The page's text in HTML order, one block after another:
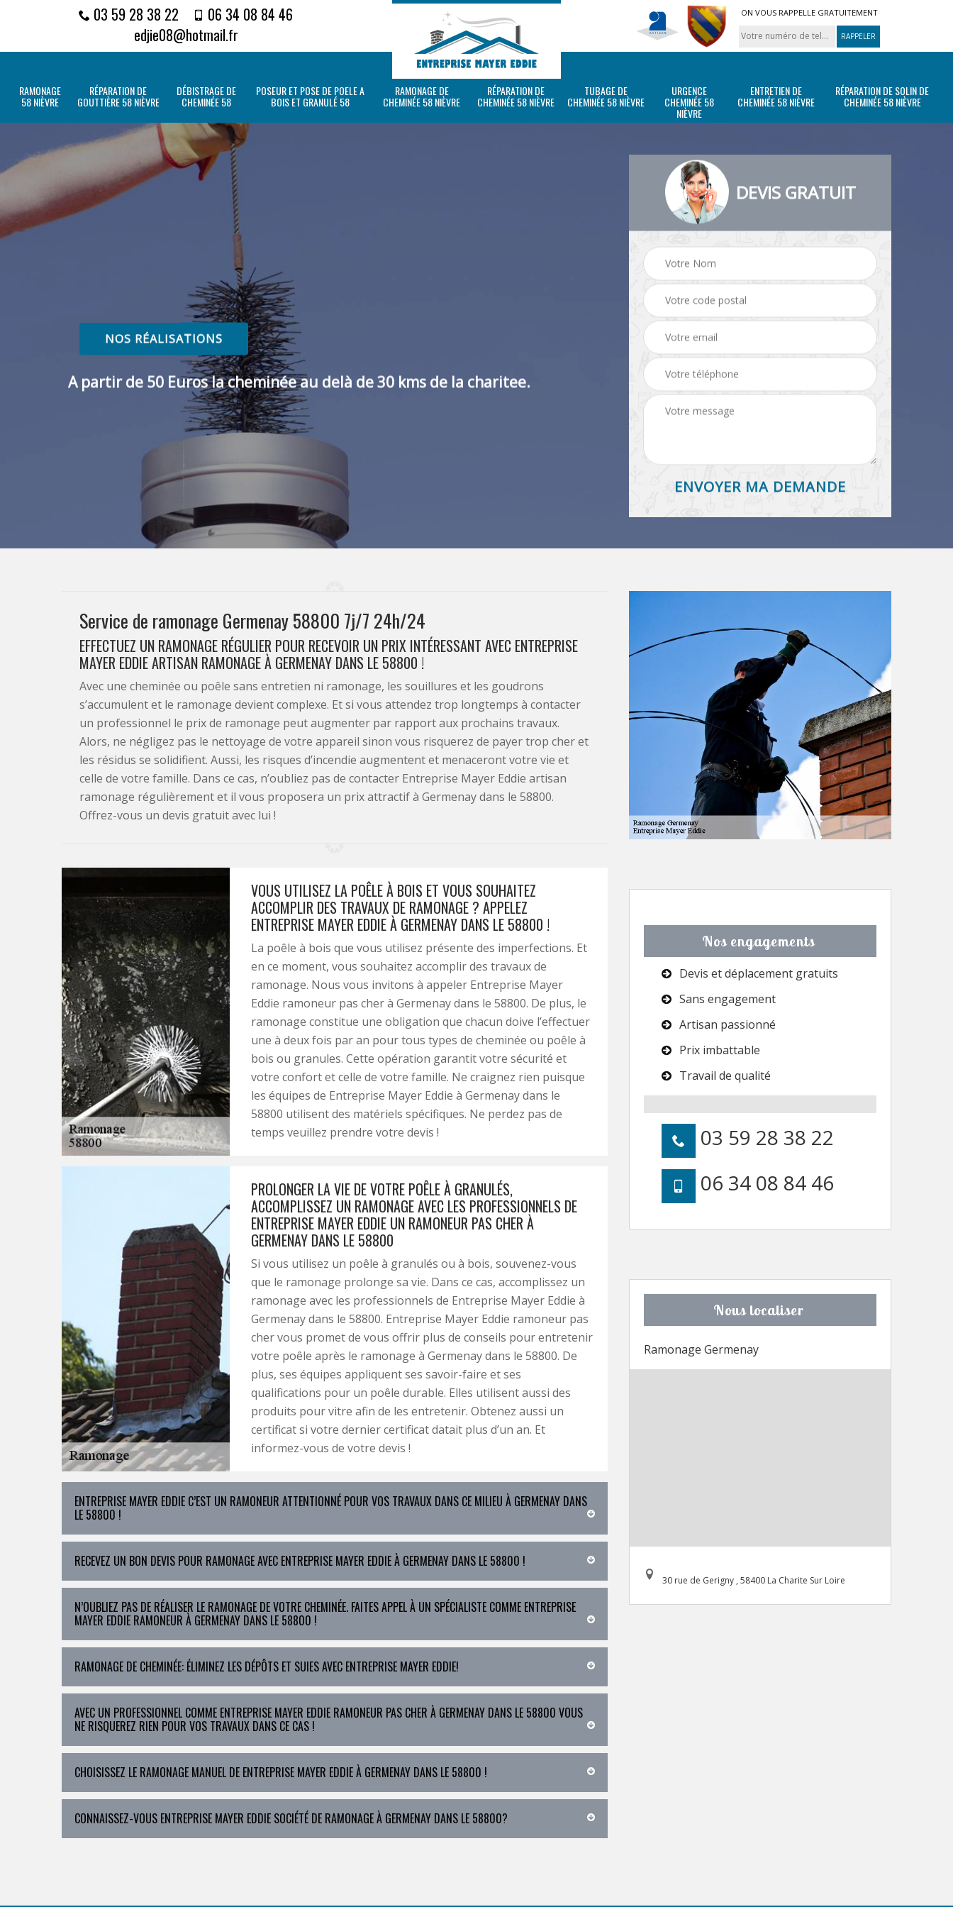
03 59 28 38 22
06 34 08 84 46
edjie08@hotmail.fr
ON VOUS RAPPELLE GRATUITEMENT
RAMONAGE
58 NIÈVRE
RÉPARATION DE
GOUTTIÈRE 58 NIÈVRE
DÉBISTRAGE DE
CHEMINÉE 58
POSEUR ET POSE DE POELE A
BOIS ET GRANULÉ 58
RAMONAGE DE
CHEMINÉE 58 NIÈVRE
RÉPARATION DE
CHEMINÉE 58 NIÈVRE
TUBAGE DE
CHEMINÉE 58 NIÈVRE
URGENCE
CHEMINÉE 58
NIÈVRE
ENTRETIEN DE
CHEMINÉE 58 NIÈVRE
RÉPARATION DE SOLIN DE
CHEMINÉE 58 NIÈVRE
NOS RÉALISATIONS
A partir de 50 Euros la cheminée au delà de 30 kms de la charitee.
DEVIS GRATUIT
Service de ramonage Germenay 58800 7j/7 24h/24
EFFECTUEZ UN RAMONAGE RÉGULIER POUR RECEVOIR UN PRIX INTÉRESSANT AVEC ENTREPRISE
MAYER EDDIE ARTISAN RAMONAGE À GERMENAY DANS LE 58800 !
Avec une cheminée ou poêle sans entretien ni ramonage, les souillures et les goudrons
s’accumulent et le ramonage devient complexe. Et si vous attendez trop longtemps à contacter
un professionnel le prix de ramonage peut augmenter par rapport aux prochains travaux.
Alors, ne négligez pas le nettoyage de votre appareil sinon vous risquerez de payer trop cher et
les résidus se solidifient. Aussi, les risques d’incendie augmentent et menaceront votre vie et
celle de votre famille. Dans ce cas, n’oubliez pas de contacter Entreprise Mayer Eddie artisan
ramonage régulièrement et il vous proposera un prix attractif à Germenay dans le 58800.
Offrez-vous un devis gratuit avec lui !
VOUS UTILISEZ LA POÊLE À BOIS ET VOUS SOUHAITEZ
ACCOMPLIR DES TRAVAUX DE RAMONAGE ? APPELEZ
ENTREPRISE MAYER EDDIE À GERMENAY DANS LE 58800 !
La poêle à bois que vous utilisez présente des imperfections. Et
en ce moment, vous souhaitez accomplir des travaux de
ramonage. Nous vous invitons à appeler Entreprise Mayer
Eddie ramoneur pas cher à Germenay dans le 58800. De plus, le
ramonage constitue une obligation que chacun doive l’effectuer
une à deux fois par an pour tous types de cheminée ou poêle à
bois ou granules. Cette opération garantit votre sécurité et
votre confort et celle de votre famille. Ne craignez rien puisque
les équipes de Entreprise Mayer Eddie à Germenay dans le
58800 utilisent des matériels spécifiques. Ne perdez pas de
temps veuillez prendre votre devis !
PROLONGER LA VIE DE VOTRE POÊLE À GRANULÉS,
ACCOMPLISSEZ UN RAMONAGE AVEC LES PROFESSIONNELS DE
ENTREPRISE MAYER EDDIE UN RAMONEUR PAS CHER À
GERMENAY DANS LE 58800
Si vous utilisez un poêle à granulés ou à bois, souvenez-vous
que le ramonage prolonge sa vie. Dans ce cas, accomplissez un
ramonage avec les professionnels de Entreprise Mayer Eddie à
Germenay dans le 58800. Entreprise Mayer Eddie ramoneur pas
cher vous promet de vous offrir plus de conseils pour entretenir
votre poêle après le ramonage à Germenay dans le 58800. De
plus, ses équipes appliquent ses savoir-faire et ses
qualifications pour un poêle durable. Elles utilisent aussi des
produits pour vitre afin de les entretenir. Obtenez aussi un
certificat si votre dernier certificat datait plus d’un an. Et
informez-vous de votre devis !
ENTREPRISE MAYER EDDIE C’EST UN RAMONEUR ATTENTIONNÉ POUR VOS TRAVAUX DANS CE MILIEU À GERMENAY DANS
LE 58800 !
RECEVEZ UN BON DEVIS POUR RAMONAGE AVEC ENTREPRISE MAYER EDDIE À GERMENAY DANS LE 58800 !
N’OUBLIEZ PAS DE RÉALISER LE RAMONAGE DE VOTRE CHEMINÉE. FAITES APPEL À UN SPÉCIALISTE COMME ENTREPRISE
MAYER EDDIE RAMONEUR À GERMENAY DANS LE 58800 !
RAMONAGE DE CHEMINÉE: ÉLIMINEZ LES DÉPÔTS ET SUIES AVEC ENTREPRISE MAYER EDDIE!
AVEC UN PROFESSIONNEL COMME ENTREPRISE MAYER EDDIE RAMONEUR PAS CHER À GERMENAY DANS LE 58800 VOUS
NE RISQUEREZ RIEN POUR VOS TRAVAUX DANS CE CAS !
CHOISISSEZ LE RAMONAGE MANUEL DE ENTREPRISE MAYER EDDIE À GERMENAY DANS LE 58800 !
CONNAISSEZ-VOUS ENTREPRISE MAYER EDDIE SOCIÉTÉ DE RAMONAGE À GERMENAY DANS LE 58800?
Nos engagements
Devis et déplacement gratuits
Sans engagement
Artisan passionné
Prix imbattable
Travail de qualité
03 59 28 38 22
06 34 08 84 46
Nous localiser
Ramonage Germenay
30 rue de Gerigny , 58400 La Charite Sur Loire